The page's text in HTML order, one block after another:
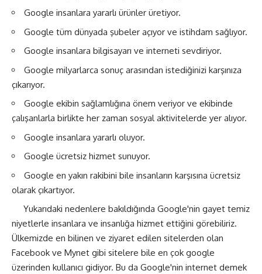
Google insanlara yararlı ürünler üretiyor.
Google tüm dünyada şubeler açıyor ve istihdam sağlıyor.
Google insanlara bilgisayarı ve interneti sevdiriyor.
Google milyarlarca sonuç arasından istediğinizi karşınıza
çıkarıyor.
Google ekibin sağlamlığına önem veriyor ve ekibinde
çalışanlarla birlikte her zaman sosyal aktivitelerde yer alıyor.
Google insanlara yararlı oluyor.
Google ücretsiz hizmet sunuyor.
Google en yakın rakibini bile insanların karşısına ücretsiz
olarak çıkartıyor.
Yukarıdaki nedenlere bakıldığında Google'nin gayet temiz
niyetlerle insanlara ve insanlığa hizmet ettiğini görebiliriz.
Ülkemizde en bilinen ve ziyaret edilen sitelerden olan
Facebook ve Mynet gibi sitelere bile en çok google
üzerinden kullanıcı gidiyor. Bu da Google'nin internet demek